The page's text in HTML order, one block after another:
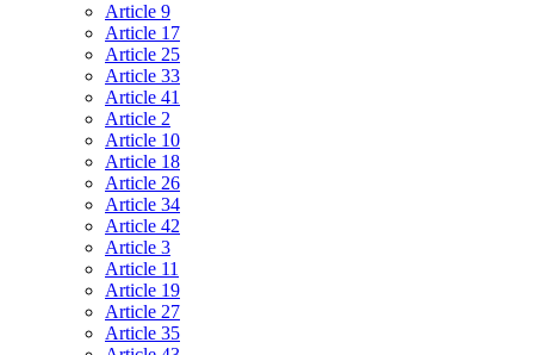
Article 9
Article 17
Article 25
Article 33
Article 41
Article 2
Article 10
Article 18
Article 26
Article 34
Article 42
Article 3
Article 11
Article 19
Article 27
Article 35